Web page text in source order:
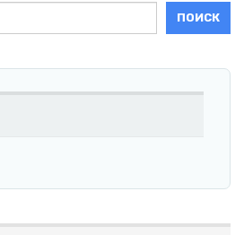
ПОИСК